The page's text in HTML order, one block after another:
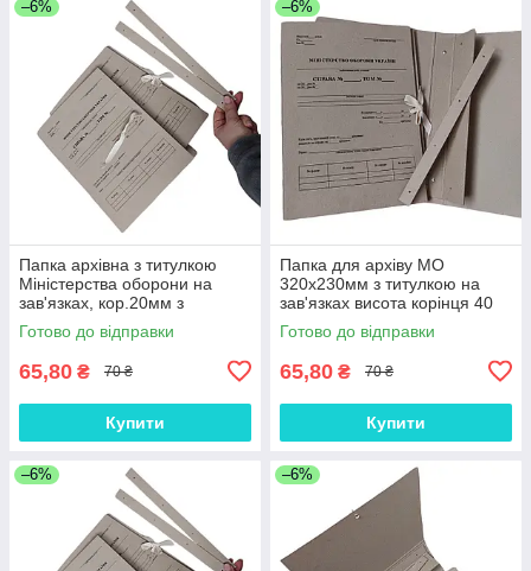
–6%
Папка архівна з титулкою
Міністерства оборони на
зав'язках, кор.20мм з
планками для підшивання
документів А4
Готово до відправки
65,80 ₴ 70 ₴
Купити
–6%
Папка для архіву MO
320х230мм з титулкою на
зав'язках висота корінця 40
мм місткість 250 аркушів +
планка
Готово до відправки
65,80 ₴ 70 ₴
Купити
–6% –6%